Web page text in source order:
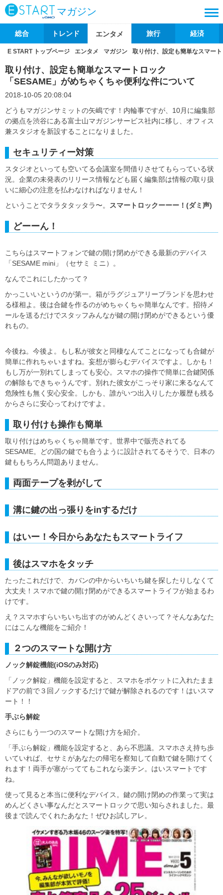
マガジン
総合 トレンド エンタメ 旅行 経済
E START トップページ エンタメ マガジン 取り付け、設定も簡単なスマー
取り付け、設定も簡単なスマートロック
「SESAME」がめちゃくちゃ便利な件について
2018-10-05 20:08:04
どうもマガジンサミットの矢嶋です！内輪事ですが、10月に編集部
の拠点を渋谷にある富士山マガジンサービス社内に移し、オフィス
兼スタジオを新設することになりました。
セキュリティー対策
スタジオといっても空いてる会議室を間借りさせてもらっている状
況。企業の未発表のリリース情報なども届く編集部は情報の取り扱
いに細心の注意を払わなければなりません！
ということでタラタタッタラ〜。
スマートロックーーー！(ダミ声)
どーーん！
こちらはスマートフォンで鍵の開け閉めができる最新のデバイス
「SESAME mini」（セサミ ミニ）。
なんでこれにしたかって？
かっこいいというのが第一。箱がラグジュアリーブランドを思わせ
る様相よ。後は合鍵を作るのがめちゃくちゃ簡単なんです。招待メ
ールを送るだけでスタッフみんなが鍵の開け閉めができるという優
れもの。
今後ね。今後よ。もし私が彼女と同棲なんてことになっても合鍵が
簡単に作れちゃいますね。妄想が膨らむデバイスですよ。しかも！
もし万が一別れてしまっても安心。スマホの操作で簡単に合鍵関係
の解除もできちゃうんです。別れた彼女がこっそり家に来るなんて
危険性も無く安心安全。しかも、誰がいつ出入りしたか履歴も残る
からさらに安心ってわけですよ。
取り付けも操作も簡単
取り付けはめちゃくちゃ簡単です。世界中で販売されてる
SESAME。どの国の鍵でも合うように設計されてるそうで、日本の
鍵ももちろん問題ありません。
両面テープを剥がして
溝に鍵の出っ張りをinするだけ
はいー！今日からあなたもスマートライフ
後はスマホをタッチ
たったこれだけで、カバンの中からいちいち鍵を探したりしなくて
大丈夫！スマホで鍵の開け閉めができるスマートライフが始まるわ
けです。
え？スマホすらいちいち出すのがめんどくさいって？そんなあなた
にはこんな機能をご紹介！
２つのスマートな開け方
ノック解錠機能(iOSのみ対応)
「ノック解錠」機能を設定すると、スマホをポケットに入れたまま
ドアの前で３回ノックするだけで鍵が解除されるのです！はいスマ
ート！！
手ぶら解錠
さらにもう一つのスマートな開け方を紹介。
「手ぶら解錠」機能を設定すると、あら不思議。スマホさえ持ち歩
いていれば、セサミがあなたの帰宅を察知して自動で鍵を開けてく
れます！両手が塞がっててもこれなら楽チン。はいスマートです
ね。
使って見ると本当に便利なデバイス。鍵の開け閉めの作業って実は
めんどくさい事なんだとスマートロックで思い知らされました。最
後まで読んでくれたあなた！ぜひお試しアレ。